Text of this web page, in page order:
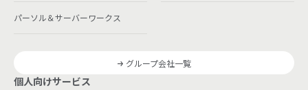
パーソル＆サーバーワークス
グループ会社一覧
個人向けサービス